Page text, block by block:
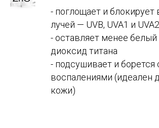
- поглощает и блокирует
лучей — UVB, UVA1 и UVA2
- оставляет менее
диоксид титана
- подсушивает и борется
воспалениями (идеален
кожи)